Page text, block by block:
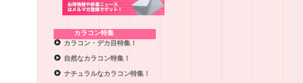
カラコン特集
カラコン・デカ目特集！
自然なカラコン特集！
ナチュラルなカラコン特集！